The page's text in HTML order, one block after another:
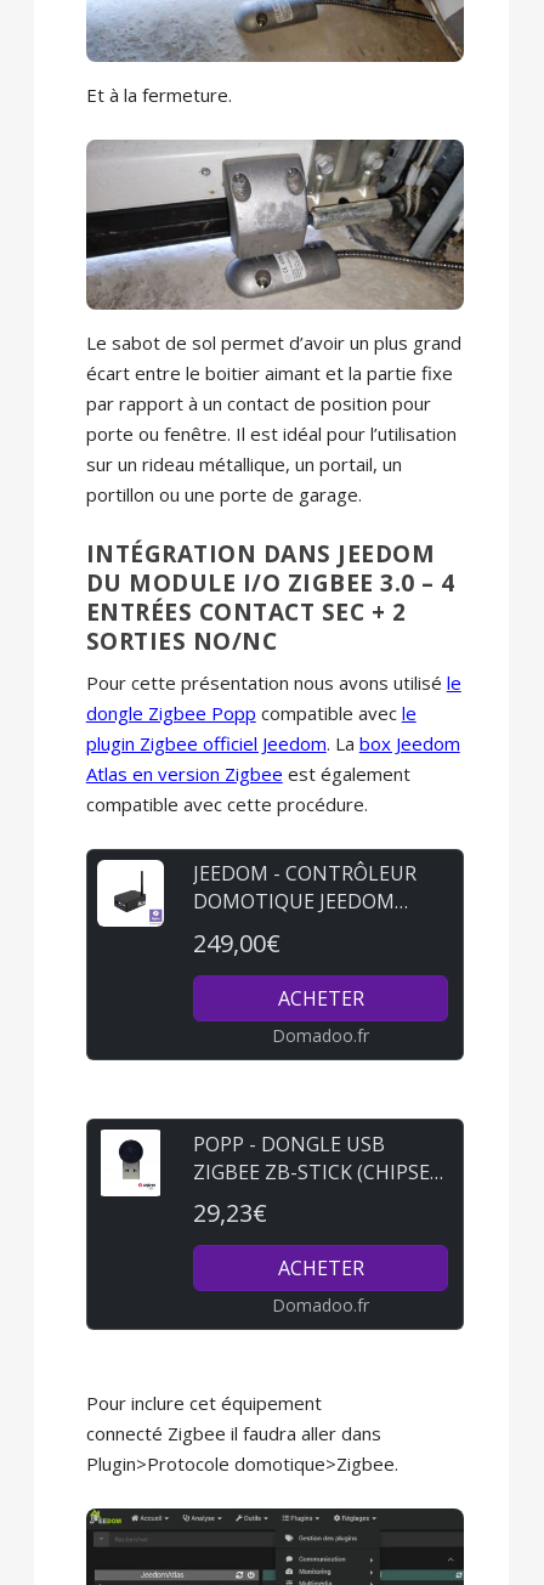
Et à la fermeture.
Le sabot de sol permet d’avoir un plus grand
écart entre le boitier aimant et la partie fixe
par rapport à un contact de position pour
porte ou fenêtre. Il est idéal pour l’utilisation
sur un rideau métallique, un portail, un
portillon ou une porte de garage.
INTÉGRATION DANS JEEDOM
DU MODULE I/O ZIGBEE 3.0 – 4
ENTRÉES CONTACT SEC + 2
SORTIES NO/NC
Pour cette présentation nous avons utilisé le
dongle Zigbee Popp compatible avec le
plugin Zigbee officiel Jeedom. La box Jeedom
Atlas en version Zigbee est également
compatible avec cette procédure.
JEEDOM - CONTRÔLEUR
DOMOTIQUE JEEDOM
ATLAS ZIGBEE
249,00€
ACHETER
Domadoo.fr
POPP - DONGLE USB
ZIGBEE ZB-STICK (CHIPSET
EFR32MG13)
29,23€
ACHETER
Domadoo.fr
Pour inclure cet équipement
connecté Zigbee il faudra aller dans
Plugin>Protocole domotique>Zigbee.